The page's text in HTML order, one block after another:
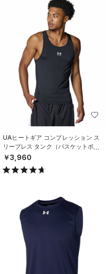
UAヒートギア コンプレッション ス
リーブレス タンク（バスケットボー
ル/MEN）
￥3,960